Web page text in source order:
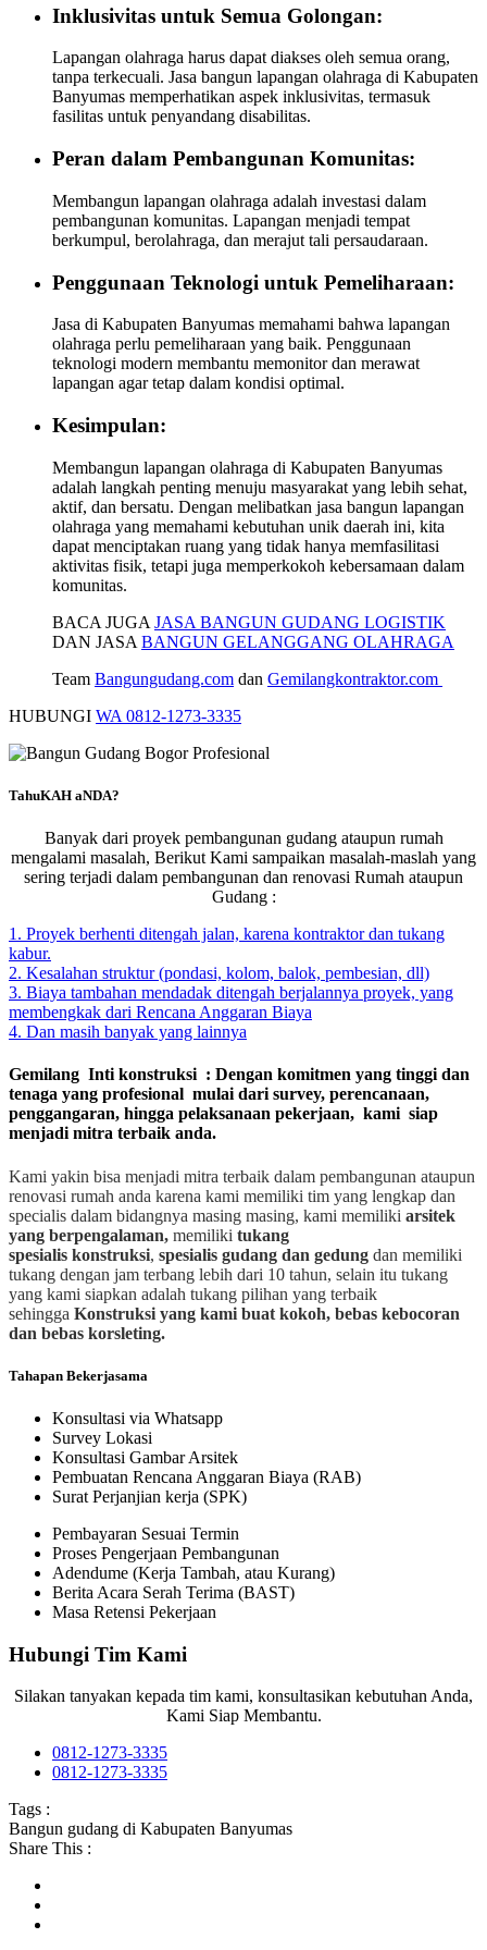
Inklusivitas untuk Semua Golongan:
Lapangan olahraga harus dapat diakses oleh semua orang,
tanpa terkecuali. Jasa bangun lapangan olahraga di Kabupaten
Banyumas memperhatikan aspek inklusivitas, termasuk
fasilitas untuk penyandang disabilitas.
Peran dalam Pembangunan Komunitas:
Membangun lapangan olahraga adalah investasi dalam
pembangunan komunitas. Lapangan menjadi tempat
berkumpul, berolahraga, dan merajut tali persaudaraan.
Penggunaan Teknologi untuk Pemeliharaan:
Jasa di Kabupaten Banyumas memahami bahwa lapangan
olahraga perlu pemeliharaan yang baik. Penggunaan
teknologi modern membantu memonitor dan merawat
lapangan agar tetap dalam kondisi optimal.
Kesimpulan:
Membangun lapangan olahraga di Kabupaten Banyumas
adalah langkah penting menuju masyarakat yang lebih sehat,
aktif, dan bersatu. Dengan melibatkan jasa bangun lapangan
olahraga yang memahami kebutuhan unik daerah ini, kita
dapat menciptakan ruang yang tidak hanya memfasilitasi
aktivitas fisik, tetapi juga memperkokoh kebersamaan dalam
komunitas.
BACA JUGA JASA BANGUN GUDANG LOGISTIK
DAN JASA BANGUN GELANGGANG OLAHRAGA
Team Bangungudang.com dan Gemilangkontraktor.com
HUBUNGI WA 0812-1273-3335
TahuKAH aNDA?
Banyak dari proyek pembangunan gudang ataupun rumah
mengalami masalah, Berikut Kami sampaikan masalah-maslah yang
sering terjadi dalam pembangunan dan renovasi Rumah ataupun
Gudang :
1. Proyek berhenti ditengah jalan, karena kontraktor dan tukang
kabur.
2. Kesalahan struktur (pondasi, kolom, balok, pembesian, dll)
3. Biaya tambahan mendadak ditengah berjalannya proyek, yang
membengkak dari Rencana Anggaran Biaya
4. Dan masih banyak yang lainnya
Gemilang Inti konstruksi : Dengan komitmen yang tinggi dan
tenaga yang profesional mulai dari survey, perencanaan,
penggangaran, hingga pelaksanaan pekerjaan, kami siap
menjadi mitra terbaik anda.
Kami yakin bisa menjadi mitra terbaik dalam pembangunan ataupun
renovasi rumah anda karena kami memiliki tim yang lengkap dan
specialis dalam bidangnya masing masing, kami memiliki arsitek
yang berpengalaman, memiliki tukang
spesialis konstruksi, spesialis gudang dan gedung dan memiliki
tukang dengan jam terbang lebih dari 10 tahun, selain itu tukang
yang kami siapkan adalah tukang pilihan yang terbaik
sehingga Konstruksi yang kami buat kokoh, bebas kebocoran
dan bebas korsleting.
Tahapan Bekerjasama
Konsultasi via Whatsapp
Survey Lokasi
Konsultasi Gambar Arsitek
Pembuatan Rencana Anggaran Biaya (RAB)
Surat Perjanjian kerja (SPK)
Pembayaran Sesuai Termin
Proses Pengerjaan Pembangunan
Adendume (Kerja Tambah, atau Kurang)
Berita Acara Serah Terima (BAST)
Masa Retensi Pekerjaan
Hubungi Tim Kami
Silakan tanyakan kepada tim kami, konsultasikan kebutuhan Anda,
Kami Siap Membantu.
0812-1273-3335
0812-1273-3335
Tags :
Bangun gudang di Kabupaten Banyumas
Share This :